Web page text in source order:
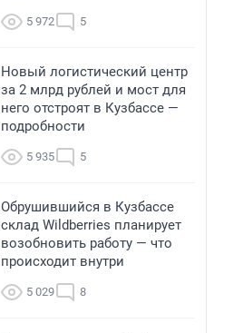
5 972 5
Новый логистический центр
за 2 млрд рублей и мост для
него отстроят в Кузбассе —
подробности
5 935 5
Обрушившийся в Кузбассе
склад Wildberries планирует
возобновить работу — что
происходит внутри
5 029 8